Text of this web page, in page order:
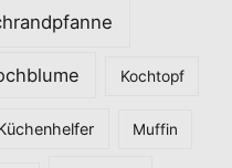
Kochtopf
Muffin